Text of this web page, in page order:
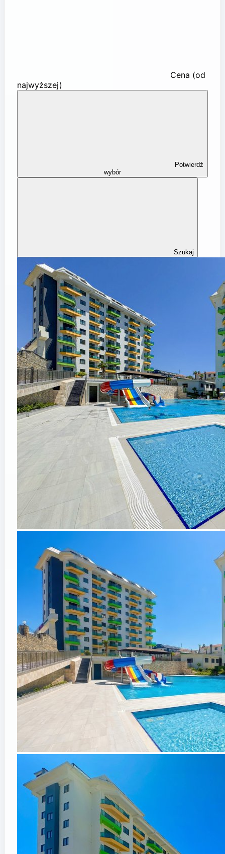
Cena (od
najwyższej)
wybór
Szukaj